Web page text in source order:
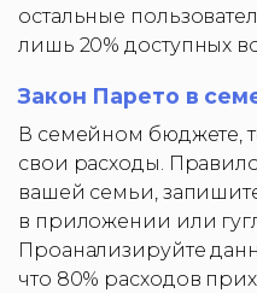
остальные
лишь 20% доступных
Закон Парето в
В семейном бюджете,
свои расходы.
вашей семьи,
в приложении или
Проанализируйте
что 80% расходов